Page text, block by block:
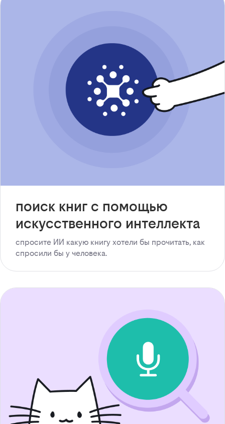
поиск книг с помощью
искусственного интеллекта
спросите ИИ какую книгу хотели бы прочитать, как
спросили бы у человека.